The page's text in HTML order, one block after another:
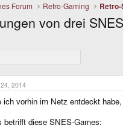
Forum Retro-Gaming
von drei
2014
ich vorhin im Netz entdeckt
betrifft diese SNES-Games: